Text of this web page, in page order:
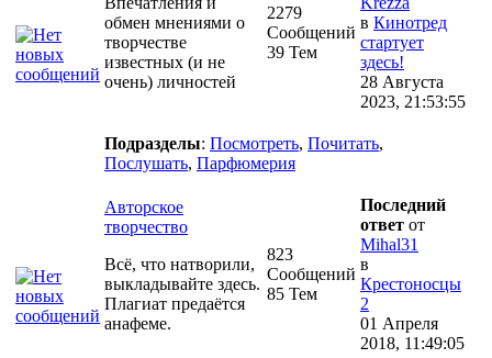
обмен мнениями о
творчестве
известных (и не
очень) личностей
2279
Сообщений
39 Тем
в Кинотред
стартует
здесь!
28 Августа
2023, 21:53:55
Подразделы: Посмотреть, Почитать,
Послушать, Парфюмерия
Авторское
творчество
Всё, что натворили,
выкладывайте здесь.
Плагиат предаётся
анафеме.
823
Сообщений
85 Тем
Последний
ответ от
Mihal31
в
Крестоносцы
2
01 Апреля
2018, 11:49:05